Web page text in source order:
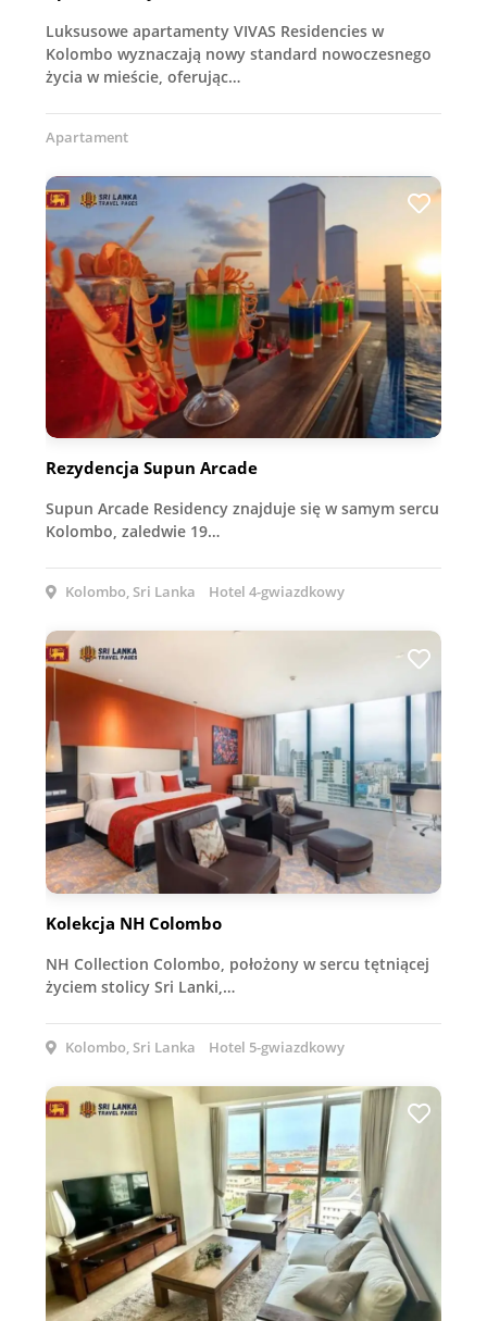
Luksusowe apartamenty VIVAS Residencies w
Kolombo wyznaczają nowy standard nowoczesnego
życia w mieście, oferując…
Apartament
Rezydencja Supun Arcade
Supun Arcade Residency znajduje się w samym sercu
Kolombo, zaledwie 19…
Kolombo, Sri Lanka Hotel 4-gwiazdkowy
Kolekcja NH Colombo
NH Collection Colombo, położony w sercu tętniącej
życiem stolicy Sri Lanki,…
Kolombo, Sri Lanka Hotel 5-gwiazdkowy